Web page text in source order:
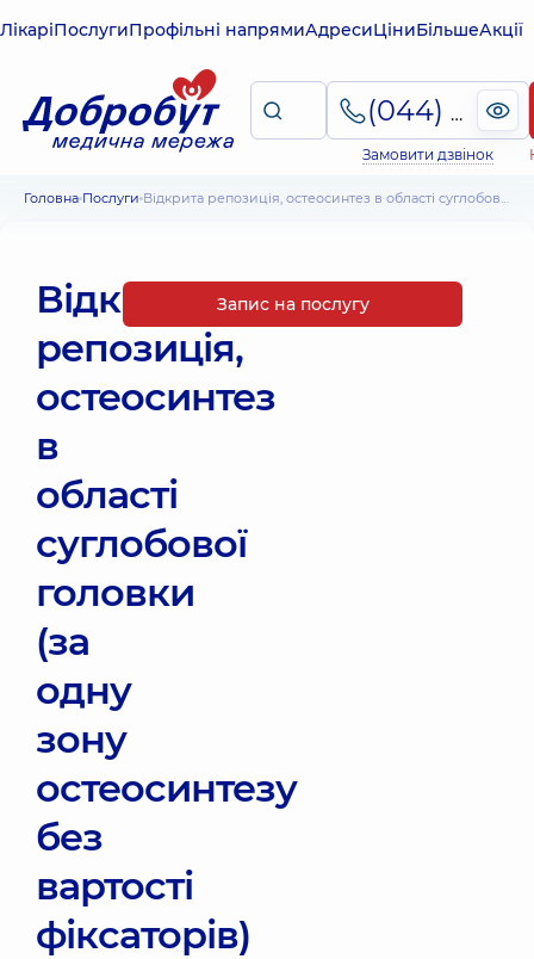
ЛікаріПослугиПрофільні напрямиАдресиЦіниБільшеАкції
(044) 495-2-888
Замовити дзвінок
Головна Послуги Відкрита репозиція, остеосинтез в області суглобової головки (за одну зону остеосинтезу без вартості фіксаторів)
Відкрита
репозиція,
остеосинтез
в
області
суглобової
головки
(за
одну
зону
остеосинтезу
без
вартості
фіксаторів)
Запис на послугу